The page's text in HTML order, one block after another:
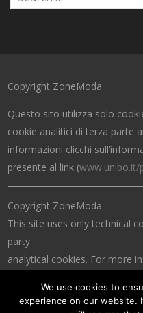
Copyright ZoneModa
Questo sito utilizza solo
cookie analitici di terza parte
informazioni clicchi
presente al link (www.unibo.it/
Copyright ZoneModa
This site uses only technical
party
analytical cookies. For more
We use cookies to
experience on our website.